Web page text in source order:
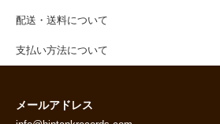
配送・送料について
支払い方法について
メールアドレス